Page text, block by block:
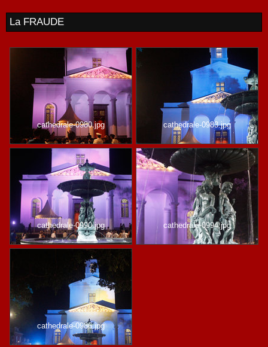
La FRAUDE
cathedrale-0980.jpg cathedrale-0983.jpg
cathedrale-0990.jpg cathedrale-0994.jpg
cathedrale-0986.jpg